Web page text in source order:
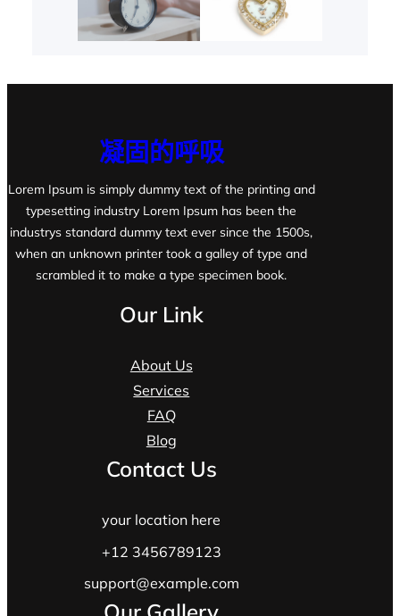
凝固的呼吸
Lorem Ipsum is simply dummy text of the printing and
typesetting industry Lorem Ipsum has been the
industrys standard dummy text ever since the 1500s,
when an unknown printer took a galley of type and
scrambled it to make a type specimen book.
Our Link
About Us
Services
FAQ
Blog
Contact Us
your location here
+12 3456789123
support@example.com